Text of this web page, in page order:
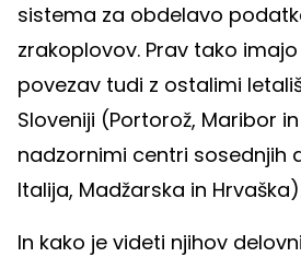
sistema za obdelavo
zrakoplovov. Prav tako
povezav tudi z ostalimi
Sloveniji (Portorož, Maribor
nadzornimi centri sosednjih
Italija, Madžarska in
In kako je videti njihov